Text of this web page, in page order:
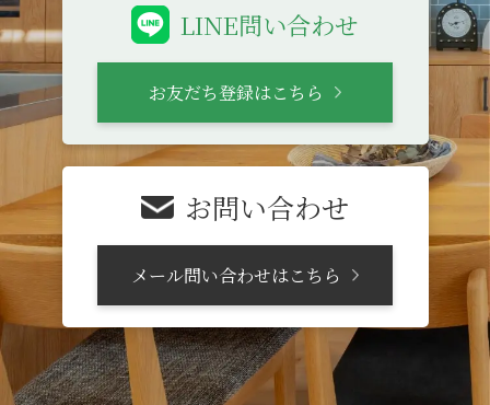
LINE問い合わせ
お友だち登録はこちら
お問い合わせ
メール問い合わせはこちら